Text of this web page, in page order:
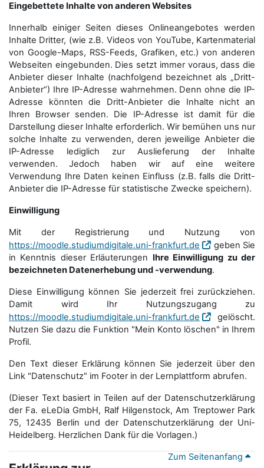
Eingebettete Inhalte von anderen Websites
Innerhalb einiger Seiten dieses Onlineangebotes werden
Inhalte Dritter, (wie z.B. Videos von YouTube, Kartenmaterial
von Google-Maps, RSS-Feeds, Grafiken, etc.) von anderen
Webseiten eingebunden. Dies setzt immer voraus, dass die
Anbieter dieser Inhalte (nachfolgend bezeichnet als „Dritt-
Anbieter“) Ihre IP-Adresse wahrnehmen. Denn ohne die IP-
Adresse könnten die Dritt-Anbieter die Inhalte nicht an
Ihren Browser senden. Die IP-Adresse ist damit für die
Darstellung dieser Inhalte erforderlich. Wir bemühen uns nur
solche Inhalte zu verwenden, deren jeweilige Anbieter die
IP-Adresse lediglich zur Auslieferung der Inhalte
verwenden. Jedoch haben wir auf eine weitere
Verwendung Ihre Daten keinen Einfluss (z.B. falls die Dritt-
Anbieter die IP-Adresse für statistische Zwecke speichern).
Einwilligung
Mit der Registrierung und Nutzung von
https://moodle.studiumdigitale.uni-frankfurt.de
geben Sie
in Kenntnis dieser Erläuterungen Ihre Einwilligung zu der
bezeichneten Datenerhebung und -verwendung.
Diese Einwilligung können Sie jederzeit frei zurückziehen.
Damit wird Ihr Nutzungszugang zu
https://moodle.studiumdigitale.uni-frankfurt.de
gelöscht.
Nutzen Sie dazu die Funktion "Mein Konto löschen" in Ihrem
Profil.
Den Text dieser Erklärung können Sie jederzeit über den
Link "Datenschutz" im Footer in der Lernplattform abrufen.
(Dieser Text basiert in Teilen auf der Datenschutzerklärung
der Fa. eLeDia GmbH, Ralf Hilgenstock, Am Treptower Park
75, 12435 Berlin und der Datenschutzerklärung der Uni-
Heidelberg. Herzlichen Dank für die Vorlagen.)
Zum Seitenanfang